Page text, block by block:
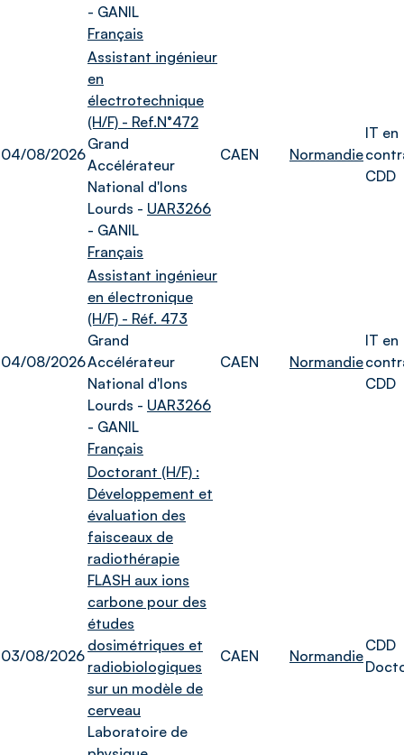
- GANIL
Français
04/08/2026
Assistant ingénieur
en
électrotechnique
(H/F) - Ref.N°472
Grand
Accélérateur
National d'Ions
Lourds - UAR3266
- GANIL
Français
CAEN Normandie
IT en
CDD
04/08/2026
Assistant ingénieur
en électronique
(H/F) - Réf. 473
Grand
Accélérateur
National d'Ions
Lourds - UAR3266
- GANIL
Français
CAEN Normandie
IT en
CDD
03/08/2026
Doctorant (H/F) :
Développement et
évaluation des
faisceaux de
radiothérapie
FLASH aux ions
carbone pour des
études
dosimétriques et
radiobiologiques
sur un modèle de
cerveau
Laboratoire de
CAEN Normandie
CDD